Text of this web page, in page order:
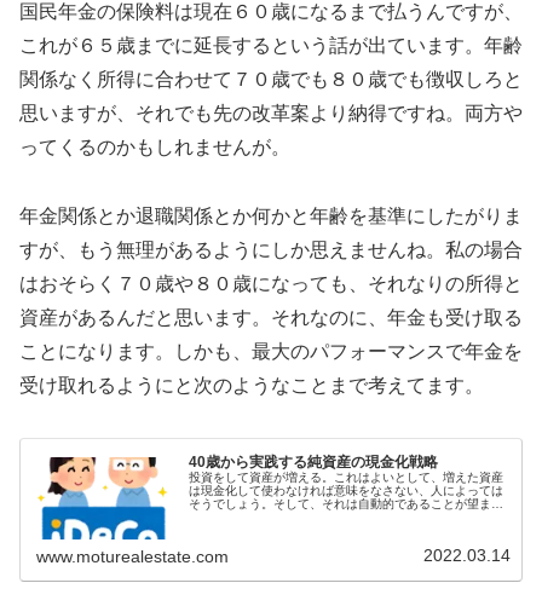
国民年金の保険料は現在６０歳になるまで払うんですが、
これが６５歳までに延長するという話が出ています。年齢
関係なく所得に合わせて７０歳でも８０歳でも徴収しろと
思いますが、それでも先の改革案より納得ですね。両方や
ってくるのかもしれませんが。
年金関係とか退職関係とか何かと年齢を基準にしたがりま
すが、もう無理があるようにしか思えませんね。私の場合
はおそらく７０歳や８０歳になっても、それなりの所得と
資産があるんだと思います。それなのに、年金も受け取る
ことになります。しかも、最大のパフォーマンスで年金を
受け取れるようにと次のようなことまで考えてます。
40歳から実践する純資産の現金化戦略
投資をして資産が増える。これはよいとして、増えた資産
は現金化して使わなければ意味をなさない、人によっては
そうでしょう。そして、それは自動的であることが望まし
www.moturealestate.com 2022.03.14